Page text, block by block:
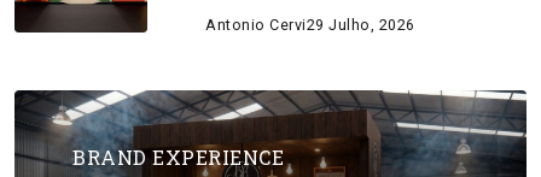
Antonio Cervi29 Julho, 2026
BRAND EXPERIENCE